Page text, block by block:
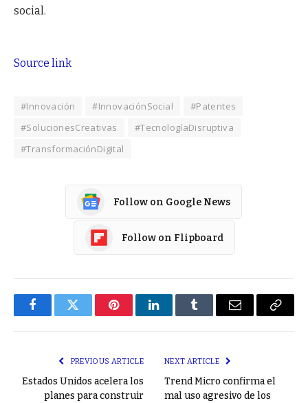
social.
Source link
#Innovación #InnovaciónSocial
#Patentes
#SolucionesCreativas
#TecnologíaDisruptiva
#TransformaciónDigital
Follow on Google News
Follow on Flipboard
FacebookTwitter PinterestLinkedInTumblr Email
Copy
PREVIOUS ARTICLE
Estados Unidos acelera los
planes para construir
NEXT ARTICLE
Trend Micro confirma el
mal uso agresivo de los